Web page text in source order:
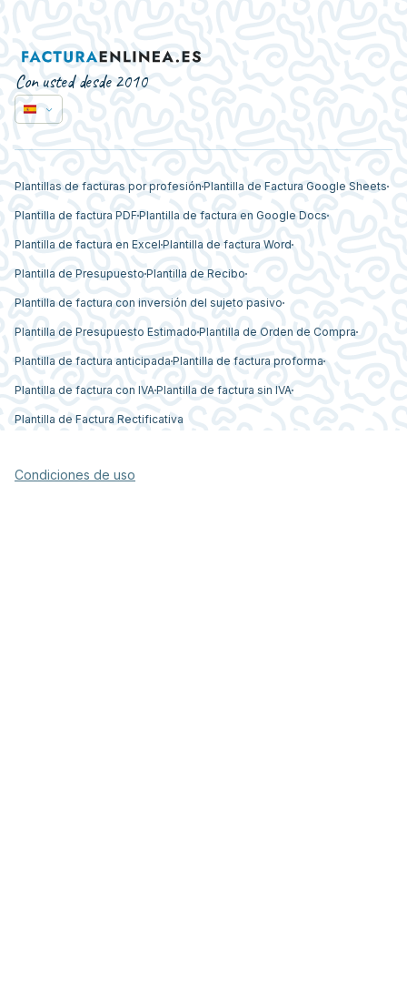
Con usted desde 2010
Plantillas de facturas por profesión Plantilla de Factura Google Sheets
Plantilla de factura PDF Plantilla de factura en Google Docs
Plantilla de factura en Excel Plantilla de factura Word
Plantilla de Presupuesto Plantilla de Recibo
Plantilla de factura con inversión del sujeto pasivo
Plantilla de Presupuesto Estimado Plantilla de Orden de Compra
Plantilla de factura anticipada Plantilla de factura proforma
Plantilla de factura con IVAPlantilla de factura sin IVA
Plantilla de Factura Rectificativa
Condiciones de uso